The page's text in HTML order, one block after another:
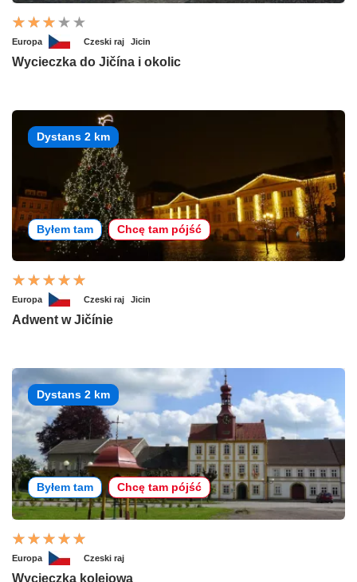
Europa Czeski raj Jicin
Wycieczka do Jičína i okolic
Dystans 2 km
Byłem tam Chcę tam pójść
Europa Czeski raj Jicin
Adwent w Jičínie
Dystans 2 km
Byłem tam Chcę tam pójść
Europa Czeski raj
Wycieczka kolejowa